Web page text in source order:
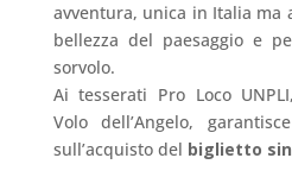
avventura, unica in Italia ma
bellezza del paesaggio e
sorvolo.
Ai tesserati Pro Loco
Volo dell’Angelo,
sull’acquisto del biglietto